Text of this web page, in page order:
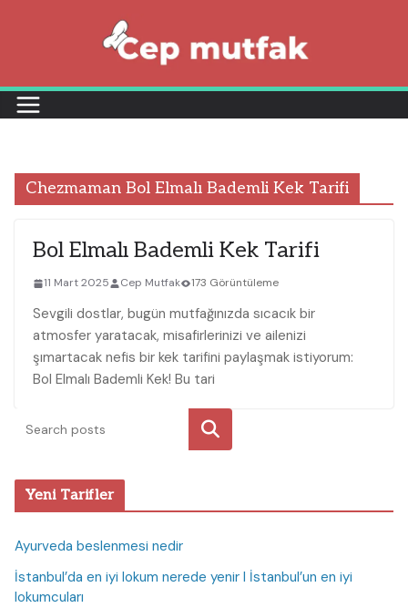
Chezmaman Bol Elmalı Bademli Kek Tarifi
Bol Elmalı Bademli Kek Tarifi
11 Mart 2025 Cep Mutfak 173 Görüntüleme
Sevgili dostlar, bugün mutfağınızda sıcacık bir
atmosfer yaratacak, misafirlerinizi ve ailenizi
şımartacak nefis bir kek tarifini paylaşmak istiyorum:
Bol Elmalı Bademli Kek! Bu tari
Ara
Yeni Tarifler
Ayurveda beslenmesi nedir
İstanbul’da en iyi lokum nerede yenir I İstanbul’un en iyi
lokumcuları